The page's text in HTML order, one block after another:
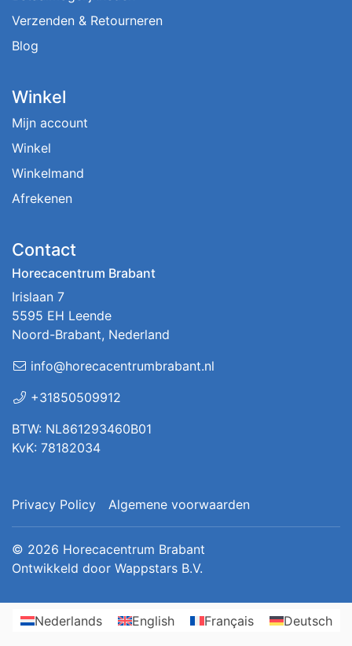
Verzenden & Retourneren
Blog
Winkel
Mijn account
Winkel
Winkelmand
Afrekenen
Contact
Horecacentrum Brabant
Irislaan 7
5595 EH Leende
Noord-Brabant, Nederland
info@horecacentrumbrabant.nl
+31850509912
BTW: NL861293460B01
KvK: 78182034
Privacy Policy Algemene voorwaarden
© 2026 Horecacentrum Brabant
Ontwikkeld door Wappstars B.V.
Nederlands English Français Deutsch